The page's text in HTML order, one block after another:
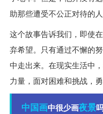
助那些遭受不公正对待的
这个故事告诉我们，即使
弃希望。只有通过不懈的
中走出来。在现实生活中
力量，面对困难和挑战，勇
中国画中很少画夜景